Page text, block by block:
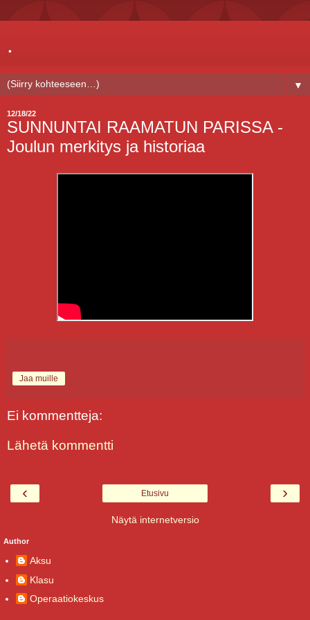
.
▼
12/18/22
SUNNUNTAI RAAMATUN PARISSA -
Joulun merkitys ja historiaa
Jaa muille
Ei kommentteja:
Lähetä kommentti
‹ ›
Etusivu
Näytä internetversio
Author
Aksu
Klasu
Operaatiokeskus